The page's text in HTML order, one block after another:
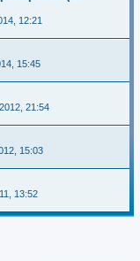
12:21
15:45
21:54
15:03
13:52